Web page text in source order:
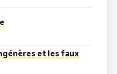
et les faux